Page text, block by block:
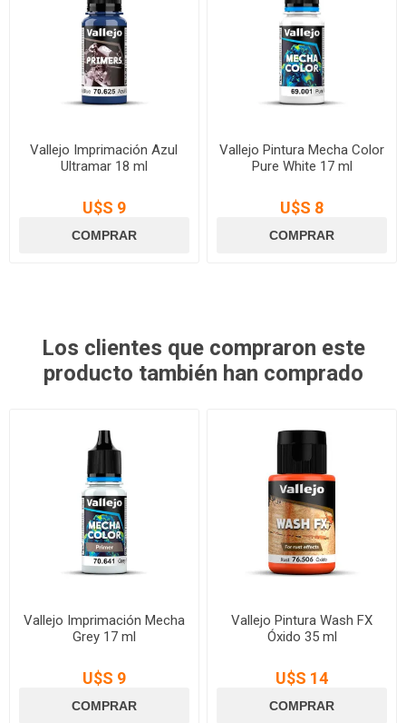
Vallejo Imprimación Azul
Ultramar 18 ml
U$S 9
Vallejo Pintura Mecha Color
Pure White 17 ml
U$S 8
Los clientes que compraron este
producto también han comprado
Vallejo Imprimación Mecha
Grey 17 ml
U$S 9
Vallejo Pintura Wash FX
Óxido 35 ml
U$S 14